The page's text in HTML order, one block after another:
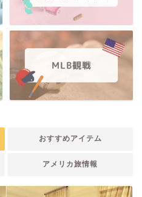
おすすめアイテム
アメリカ旅情報